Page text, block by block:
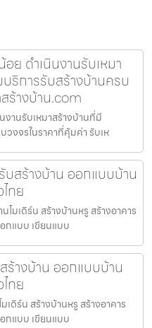
ย ดำเนินงานรับเหมา
ริการรับสร้างบ้านครบ
ร้างบ้าน.com
านรับเหมาสร้างบ้านที่มี
งจรในราคาที่คุ้มค่า รับเห
บสร้างบ้าน ออกแบบบ้าน
ทย
มเดิร์น สร้างบ้านหรู สร้างอาคาร
กแบบ เขียนแบบ
ร้างบ้าน ออกแบบบ้าน
ทย
เดิร์น สร้างบ้านหรู สร้างอาคาร
กแบบ เขียนแบบ